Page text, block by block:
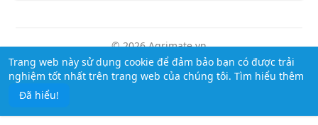
Trang web này sử dụng cookie để đảm bảo bạn có được trải
nghiệm tốt nhất trên trang web của chúng tôi. Tìm hiểu thêm
Đã hiểu!
© 2026 Agrimate.vn
Trang chủ
Giới thiệu Liên hệ
Chính sách bảo mật
Điều khoản sử dụng
Tin tức
Thêm